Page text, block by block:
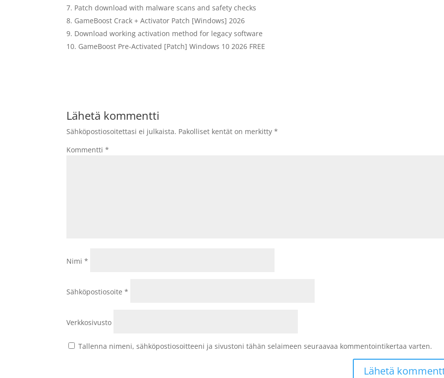
Patch download with malware scans and safety checks
GameBoost Crack + Activator Patch [Windows] 2026
Download working activation method for legacy software
GameBoost Pre-Activated [Patch] Windows 10 2026 FREE
Lähetä kommentti
Sähköpostiosoitettasi ei julkaista. Pakolliset kentät on merkitty*
Kommentti*
Nimi*
Sähköpostiosoite*
Verkkosivusto
Tallenna nimeni, sähköpostiosoitteeni ja sivustoni tähän selaimeen seuraavaa kommentointikertaa varten.